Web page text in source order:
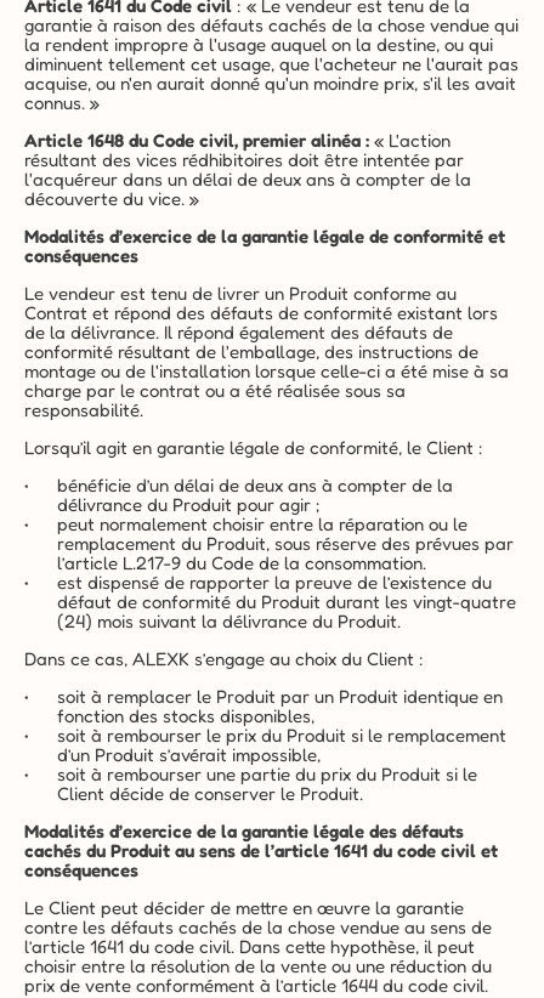
Article 1641 du Code civil : « Le vendeur est tenu de la
garantie à raison des défauts cachés de la chose vendue qui
la rendent impropre à l'usage auquel on la destine, ou qui
diminuent tellement cet usage, que l'acheteur ne l'aurait pas
acquise, ou n'en aurait donné qu'un moindre prix, s'il les avait
connus. »
Article 1648 du Code civil, premier alinéa : « L'action
résultant des vices rédhibitoires doit être intentée par
l'acquéreur dans un délai de deux ans à compter de la
découverte du vice. »
Modalités d’exercice de la garantie légale de conformité et
conséquences
Le vendeur est tenu de livrer un Produit conforme au
Contrat et répond des défauts de conformité existant lors
de la délivrance. Il répond également des défauts de
conformité résultant de l'emballage, des instructions de
montage ou de l'installation lorsque celle-ci a été mise à sa
charge par le contrat ou a été réalisée sous sa
responsabilité.
Lorsqu’il agit en garantie légale de conformité, le Client :
bénéficie d’un délai de deux ans à compter de la
délivrance du Produit pour agir ;
peut normalement choisir entre la réparation ou le
remplacement du Produit, sous réserve des prévues par
l’article L.217-9 du Code de la consommation.
est dispensé de rapporter la preuve de l’existence du
défaut de conformité du Produit durant les vingt-quatre
(24) mois suivant la délivrance du Produit.
Dans ce cas, ALEXK s’engage au choix du Client :
soit à remplacer le Produit par un Produit identique en
fonction des stocks disponibles,
soit à rembourser le prix du Produit si le remplacement
d’un Produit s’avérait impossible,
soit à rembourser une partie du prix du Produit si le
Client décide de conserver le Produit.
Modalités d’exercice de la garantie légale des défauts
cachés du Produit au sens de l’article 1641 du code civil et
conséquences
Le Client peut décider de mettre en œuvre la garantie
contre les défauts cachés de la chose vendue au sens de
l’article 1641 du code civil. Dans cette hypothèse, il peut
choisir entre la résolution de la vente ou une réduction du
prix de vente conformément à l’article 1644 du code civil.